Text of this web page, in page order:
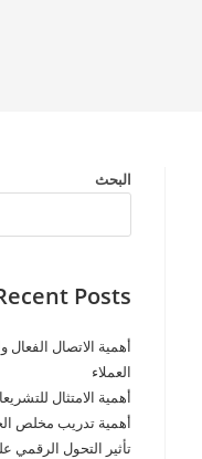
البحث
Posts
أهمية الاتصال
العملاء
أهمية الامتثال
أهمية تدريب مخلص
تأثير التحول